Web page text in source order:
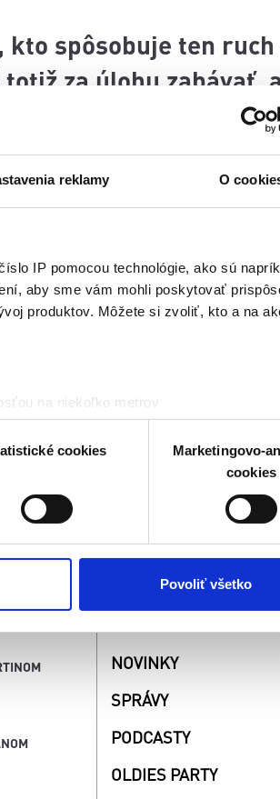
reklamy O
IP pomocou technológie, ako sú
aby sme vám mohli poskytovať
produktov. Môžete si zvoliť, kto a na
na niekoľko metrov
charakteristík (odtlačky prstov).
časti s vašimi nastaveniami. Súhlas
s využívaním štatistických a
cez nastavenia ochrany súkromia.
pred jeho odvolaním. Viac informácií o
cookies
Marketingovo-
cookies
Povoliť všetko
spôsobuje ten
za úlohu zabávať,
animátora,
NOVINKY
SPRÁVY
PODCASTY
OLDIES PARTY